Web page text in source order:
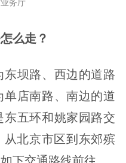
务厅
么走？
坝路、西边的道路
店南路、南边的道
五环和姚家园路交
北京市区到东郊殡